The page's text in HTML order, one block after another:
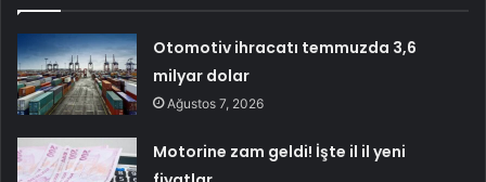
Otomotiv ihracatı temmuzda 3,6
milyar dolar
Ağustos 7, 2026
Motorine zam geldi! İşte il il yeni